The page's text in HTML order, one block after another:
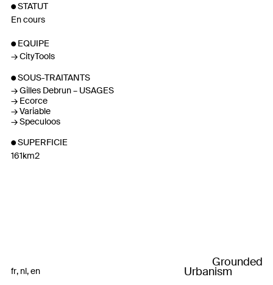
STATUT
En cours
EQUIPE
CityTools
SOUS-TRAITANTS
Gilles Debrun – USAGES
Ecorce
Variable
Speculoos
SUPERFICIE
161km2
fr nl en
Grounded
Urbanism